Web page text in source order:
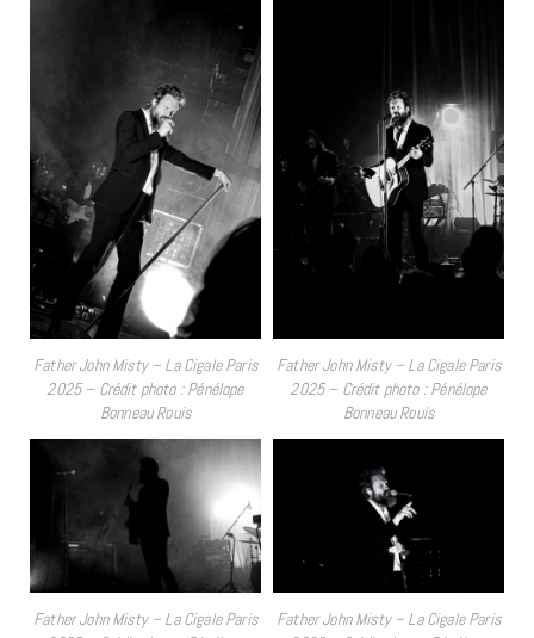
Father John Misty – La Cigale Paris
2025 – Crédit photo : Pénélope
Bonneau Rouis
Father John Misty – La Cigale Paris
2025 – Crédit photo : Pénélope
Bonneau Rouis
Father John Misty – La Cigale Paris
Father John Misty – La Cigale Paris